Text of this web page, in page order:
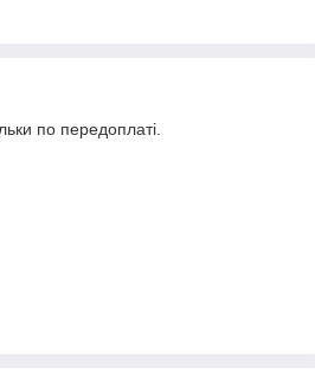
по передоплаті.